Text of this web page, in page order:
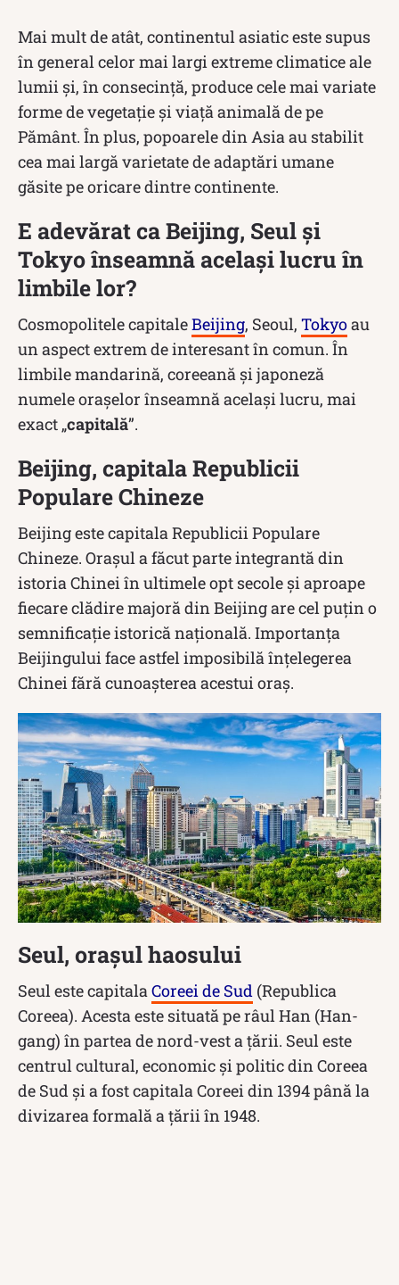
Mai mult de atât, continentul asiatic este supus
în general celor mai largi extreme climatice ale
lumii și, în consecință, produce cele mai variate
forme de vegetație și viață animală de pe
Pământ. În plus, popoarele din Asia au stabilit
cea mai largă varietate de adaptări umane
găsite pe oricare dintre continente.
E adevărat ca Beijing, Seul și
Tokyo înseamnă același lucru în
limbile lor?
Cosmopolitele capitaleBeijing, Seoul, Tokyoau
un aspect extrem de interesant în comun. În
limbile mandarină, coreeană și japoneză
numele orașelor înseamnă același lucru, mai
exact „capitală”.
Beijing, capitala Republicii
Populare Chineze
Beijing este capitala Republicii Populare
Chineze. Orașul a făcut parte integrantă din
istoria Chinei în ultimele opt secole și aproape
fiecare clădire majoră din Beijing are cel puțin o
semnificație istorică națională. Importanța
Beijingului face astfel imposibilă înțelegerea
Chinei fără cunoașterea acestui oraș.
Seul, orașul haosului
Seul este capitalaCoreei de Sud (Republica
Coreea). Acesta este situată pe râul Han (Han-
gang) în partea de nord-vest a țării. Seul este
centrul cultural, economic și politic din Coreea
de Sud și a fost capitala Coreei din 1394 până la
divizarea formală a țării în 1948.